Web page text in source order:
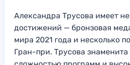
Александра Трусова имеет
достижений — бронзовая
мира 2021 года и несколько
Гран-при. Трусова